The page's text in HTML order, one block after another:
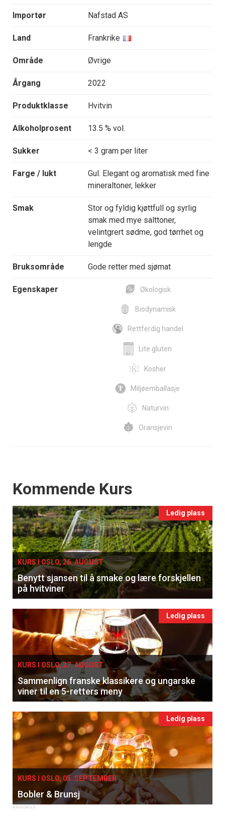
Importør Nafstad AS
Land Frankrike
Område Øvrige
Årgang 2022
Produktklasse Hvitvin
Alkoholprosent 13.5 % vol.
Sukker < 3 gram per liter
Farge / lukt
Gul. Elegant og aromatisk med fine
mineraltoner, lekker
Smak
Stor og fyldig kjøttfull og syrlig
smak med mye salttoner,
velintgrert sødme, god tørrhet og
lengde
Bruksområde Gode retter med sjømat
Egenskaper Økologisk
Biodynamisk
Rettferdig handel
Lite gluten
Kosher
Miljøemballasje
Naturvin
Oransjevin
Events
Kommende Kurs
Ledig plass
KURS I OSLO, 26. AUGUST
Benytt sjansen til å smake og lære forskjellen
på hvitviner
Ledig plass
KURS I OSLO, 27. AUGUST
Sammenlign franske klassikere og ungarske
viner til en 5-retters meny
Ledig plass
KURS I OSLO, 05. SEPTEMBER
Bobler & Brunsj